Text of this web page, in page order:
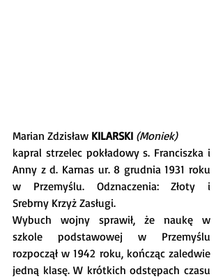
Marian Zdzisław KILARSKI (Moniek)
kapral strzelec pokładowy s. Franciszka i
Anny z d. Karnas ur. 8 grudnia 1931 roku
w Przemyślu. Odznaczenia: Złoty i
Srebrny Krzyż Zasługi.
Wybuch wojny sprawił, że naukę w
szkole podstawowej w Przemyślu
rozpoczął w 1942 roku, kończąc zaledwie
jedną klasę. W krótkich odstępach czasu